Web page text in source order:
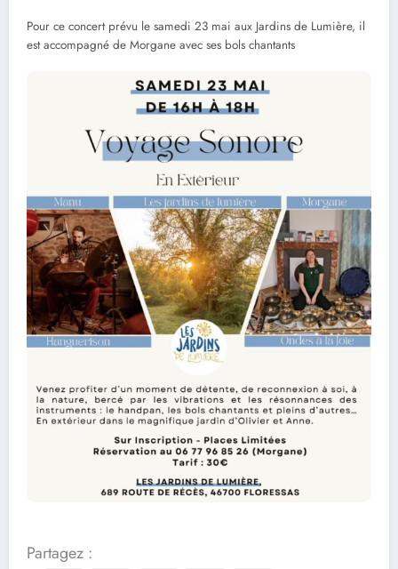
Pour ce concert prévu le samedi 23 mai aux Jardins de Lumière, il
est accompagné de Morgane avec ses bols chantants
Partagez :